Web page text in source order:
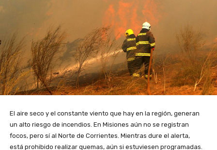
El aire seco y el constante viento que hay en la región, generan
un alto riesgo de incendios. En Misiones aún no se registran
focos, pero sí al Norte de Corrientes. Mientras dure el alerta,
está prohibido realizar quemas, aún si estuviesen programadas.